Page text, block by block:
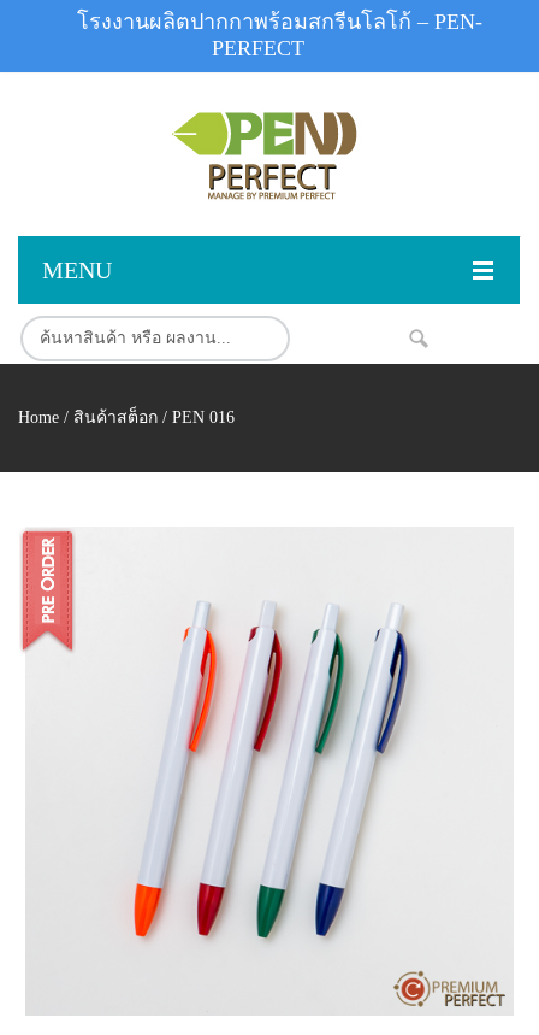
MENU
หน้าแรก
ปากกาโลหะ
ปากกาเน้นข้อความ
ปากกาตั้งโต๊ะ
ปากกา USB
NEW
NEW
ปากกา Quantum
สินค้าสต็อก
ผลงานสินค้า
ผลงานโรงงานปากกา
ติดต่อเรา
บทความ
เกี่ยวกับเรา
Home / สินค้าสต็อก / PEN 016
โรงงานผลิตปากกาพร้อมสกรีนโลโก้ – PEN-
PERFECT